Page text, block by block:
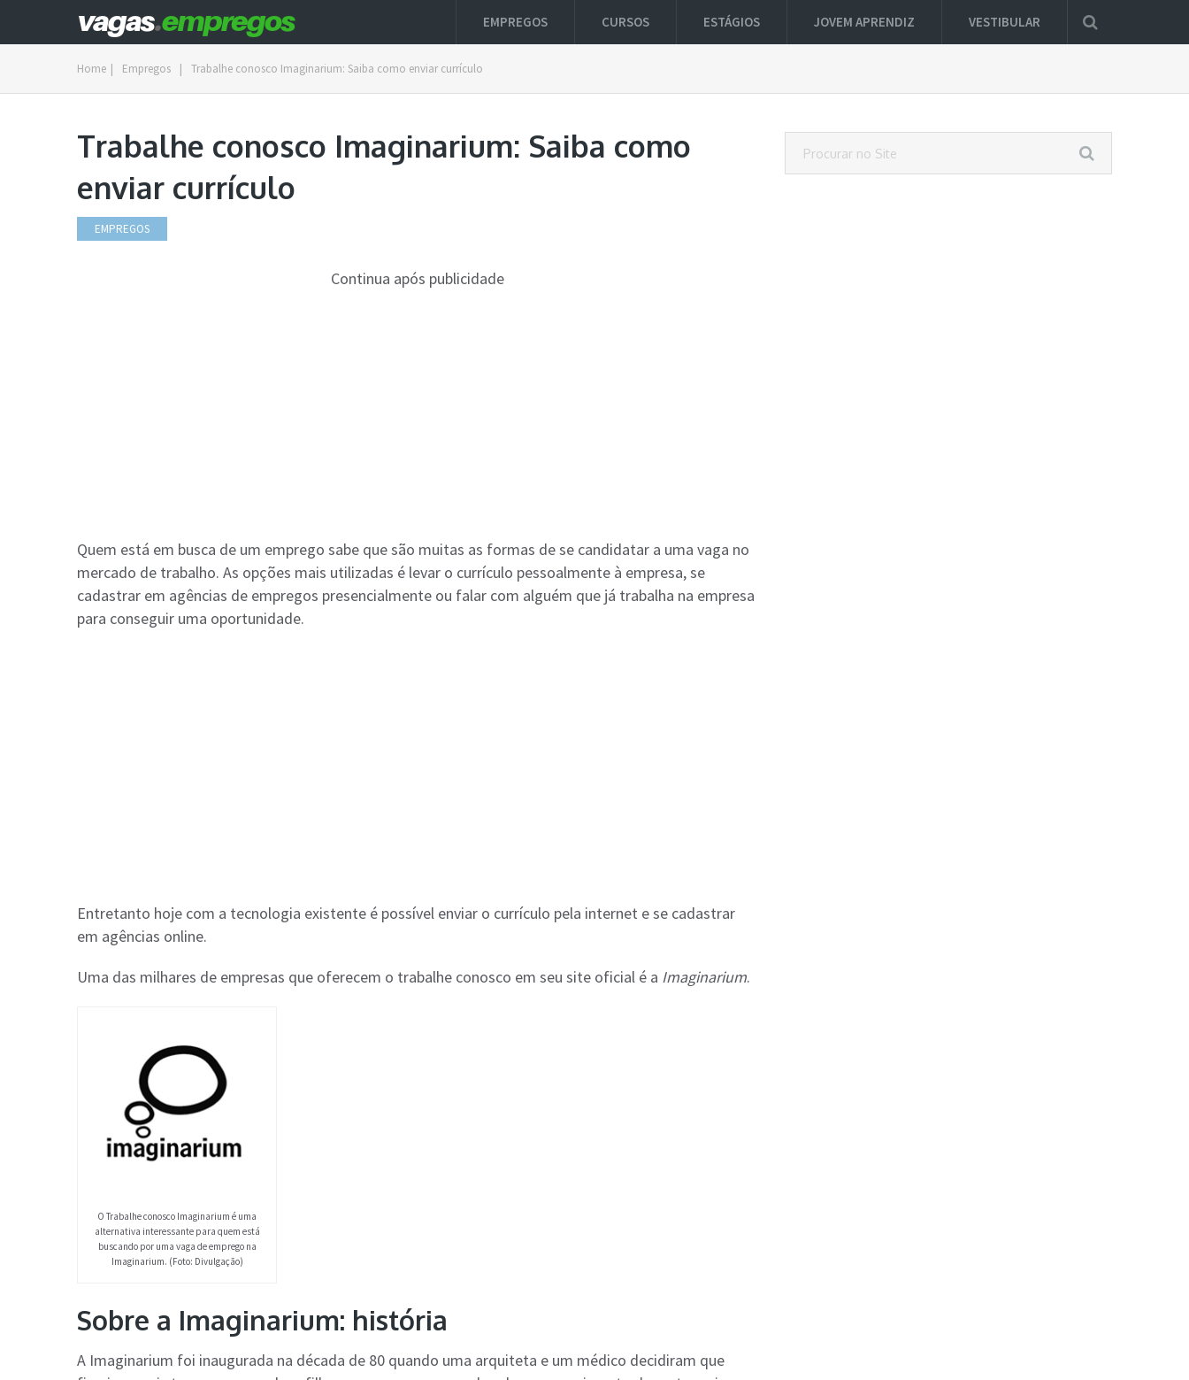
EMPREGOS CURSOS ESTÁGIOS JOVEM APRENDIZ VESTIBULAR
Home | Empregos | Trabalhe conosco Imaginarium: Saiba como enviar currículo
Trabalhe conosco Imaginarium: Saiba como
enviar currículo
EMPREGOS
Continua após publicidade
Quem está em busca de um emprego sabe que são muitas as formas de se candidatar a uma vaga no
mercado de trabalho. As opções mais utilizadas é levar o currículo pessoalmente à empresa, se
cadastrar em agências de empregos presencialmente ou falar com alguém que já trabalha na empresa
para conseguir uma oportunidade.
Entretanto hoje com a tecnologia existente é possível enviar o currículo pela internet e se cadastrar
em agências online.
Uma das milhares de empresas que oferecem o trabalhe conosco em seu site oficial é a Imaginarium.
O Trabalhe conosco Imaginarium é uma
alternativa interessante para quem está
buscando por uma vaga de emprego na
Imaginarium. (Foto: Divulgação)
Sobre a Imaginarium: história
A Imaginarium foi inaugurada na década de 80 quando uma arquiteta e um médico decidiram que